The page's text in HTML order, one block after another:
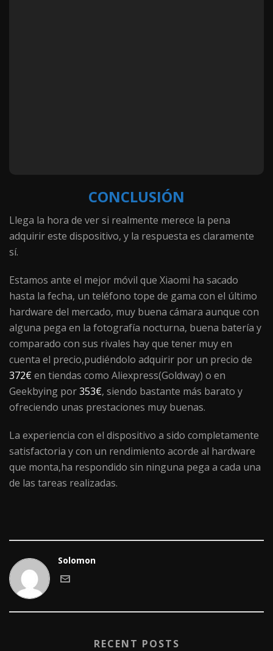
CONCLUSIÓN
Llega la hora de ver si realmente merece la pena
adquirir este dispositivo, y la respuesta es claramente
sí.
Estamos ante el mejor móvil que Xiaomi ha sacado
hasta la fecha, un teléfono tope de gama con el último
hardware del mercado, muy buena cámara aunque con
alguna pega en la fotografía nocturna, buena batería y
comparado con sus rivales hay que tener muy en
cuenta el precio,pudiéndolo adquirir por un precio de
372€ en tiendas como Aliexpress(Goldway) o en
Geekbying por353€, siendo bastante más barato y
ofreciendo unas prestaciones muy buenas.
La experiencia con el dispositivo a sido completamente
satisfactoria y con un rendimiento acorde al hardware
que monta,ha respondido sin ninguna pega a cada una
de las tareas realizadas.
Solomon
RECENT POSTS